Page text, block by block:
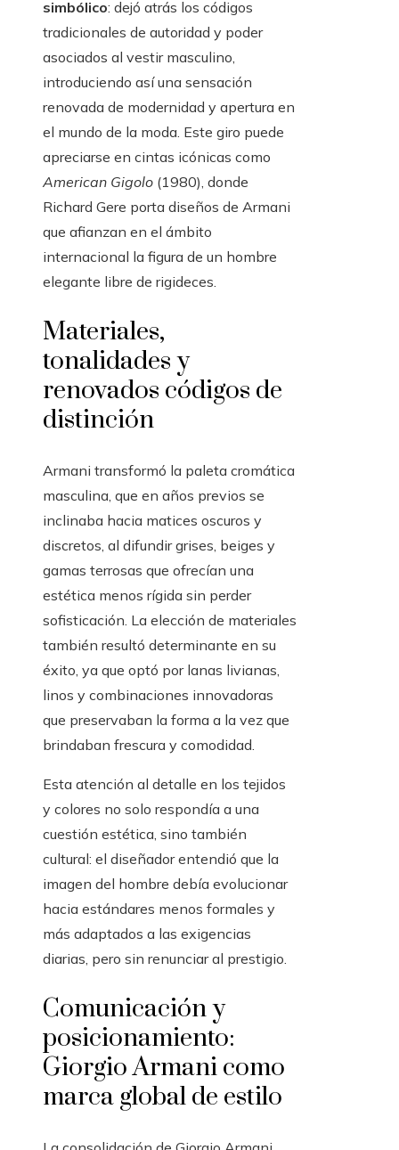
simbólico: dejó atrás los códigos
tradicionales de autoridad y poder
asociados al vestir masculino,
introduciendo así una sensación
renovada de modernidad y apertura en
el mundo de la moda. Este giro puede
apreciarse en cintas icónicas como
American Gigolo (1980), donde
Richard Gere porta diseños de Armani
que afianzan en el ámbito
internacional la figura de un hombre
elegante libre de rigideces.
Materiales,
tonalidades y
renovados códigos de
distinción
Armani transformó la paleta cromática
masculina, que en años previos se
inclinaba hacia matices oscuros y
discretos, al difundir grises, beiges y
gamas terrosas que ofrecían una
estética menos rígida sin perder
sofisticación. La elección de materiales
también resultó determinante en su
éxito, ya que optó por lanas livianas,
linos y combinaciones innovadoras
que preservaban la forma a la vez que
brindaban frescura y comodidad.
Esta atención al detalle en los tejidos
y colores no solo respondía a una
cuestión estética, sino también
cultural: el diseñador entendió que la
imagen del hombre debía evolucionar
hacia estándares menos formales y
más adaptados a las exigencias
diarias, pero sin renunciar al prestigio.
Comunicación y
posicionamiento:
Giorgio Armani como
marca global de estilo